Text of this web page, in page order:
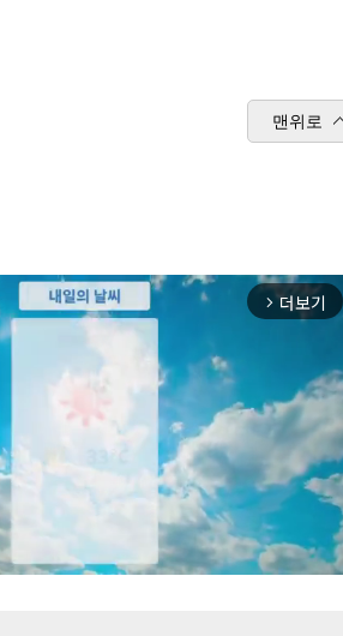
맨위로
arrow_forward_ios 더보기